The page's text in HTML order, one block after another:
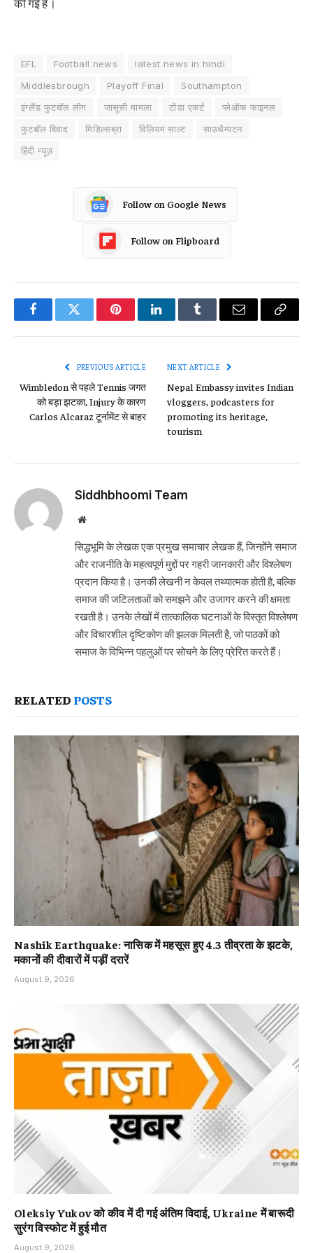
EFL Football news
latest news in hindi
Middlesbrough
Playoff Final
Southampton
इंग्लैंड फुटबॉल लीग
जासूसी मामला टोंडा एकर्ट
प्लेऑफ फाइनल
फुटबॉल विवाद
मिडिल्सब्रा विलियम साल्ट
साउथैम्पटन
हिंदी न्यूज़
Follow on Google News
Follow on Flipboard
FacebookTwitter PinterestLinkedInTumblr Email
Copy
PREVIOUS ARTICLE
Wimbledon से पहले Tennis जगत
को बड़ा झटका, Injury के कारण
Carlos Alcaraz टूर्नामेंट से बाहर
NEXT ARTICLE
Nepal Embassy invites Indian
vloggers, podcasters for
promoting its heritage,
tourism
Siddhbhoomi Team
Website
सिद्धभूमि के लेखक एक प्रमुख समाचार लेखक हैं, जिन्होंने समाज
और राजनीति के महत्वपूर्ण मुद्दों पर गहरी जानकारी और विश्लेषण
प्रदान किया है। उनकी लेखनी न केवल तथ्यात्मक होती है, बल्कि
समाज की जटिलताओं को समझने और उजागर करने की क्षमता
रखती है। उनके लेखों में तात्कालिक घटनाओं के विस्तृत विश्लेषण
और विचारशील दृष्टिकोण की झलक मिलती है, जो पाठकों को
समाज के विभिन्न पहलुओं पर सोचने के लिए प्रेरित करते हैं।
RELATED POSTS
Nashik Earthquake: नासिक में महसूस हुए 4.3 तीव्रता के झटके,
मकानों की दीवारों में पड़ीं दरारें
August 9, 2026
Oleksiy Yukov को कीव में दी गई अंतिम विदाई, Ukraine में बारूदी
सुरंग विस्फोट में हुई मौत
August 9, 2026